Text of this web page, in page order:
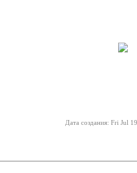
Дата создания: Fri Jul